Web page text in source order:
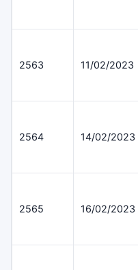
2563 11/02/2023
2564 14/02/2023
2565 16/02/2023